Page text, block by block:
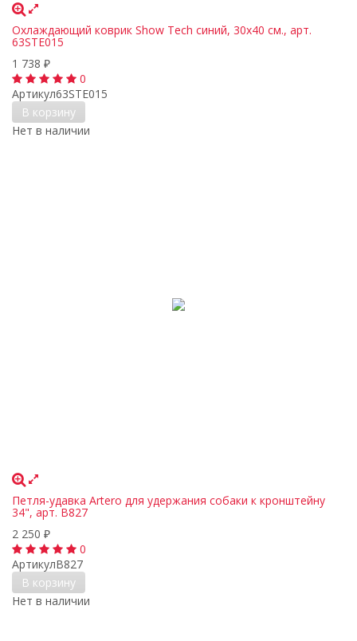
Охлаждающий коврик Show Tech синий, 30х40 см., арт.
63STE015
1 738 ₽
0
Артикул63STE015
В корзину
Нет в наличии
Петля-удавка Artero для удержания собаки к кронштейну
34", арт. B827
2 250 ₽
0
АртикулB827
В корзину
Нет в наличии